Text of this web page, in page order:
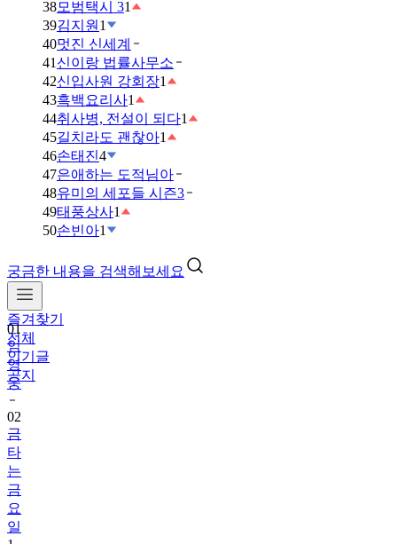
38모범택시 31
39김지원 1
40멋진 신세계
41 신이랑 법률사무소
42신입사원 강회장1
43흑백요리사1
44취사병, 전설이 되다1
45길치라도 괜찮아1
46손태진4
47은애하는 도적님아
48유미의 세포들 시즌3
49태풍상사1
50손빈아1
궁금한 내용을 검색해보세요
즐겨찾기
전체
인기글
공지
01
임
영
웅
02
금
타
는
금
요
일